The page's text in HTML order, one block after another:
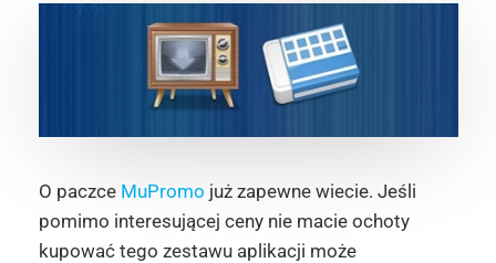
O paczce MuPromo już zapewne wiecie. Jeśli
pomimo interesującej ceny nie macie ochoty
kupować tego zestawu aplikacji może